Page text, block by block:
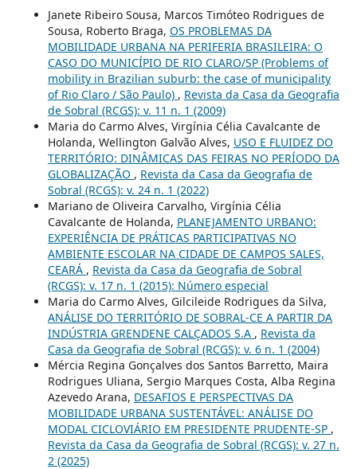
Janete Ribeiro Sousa, Marcos Timóteo Rodrigues de
Sousa, Roberto Braga, OS PROBLEMAS DA
MOBILIDADE URBANA NA PERIFERIA BRASILEIRA: O
CASO DO MUNICÍPIO DE RIO CLARO/SP (Problems of
mobility in Brazilian suburb: the case of municipality
of Rio Claro / São Paulo) , Revista da Casa da Geografia
de Sobral (RCGS): v. 11 n. 1 (2009)
Maria do Carmo Alves, Virgínia Célia Cavalcante de
Holanda, Wellington Galvão Alves, USO E FLUIDEZ DO
TERRITÓRIO: DINÂMICAS DAS FEIRAS NO PERÍODO DA
GLOBALIZAÇÃO , Revista da Casa da Geografia de
Sobral (RCGS): v. 24 n. 1 (2022)
Mariano de Oliveira Carvalho, Virgínia Célia
Cavalcante de Holanda, PLANEJAMENTO URBANO:
EXPERIÊNCIA DE PRÁTICAS PARTICIPATIVAS NO
AMBIENTE ESCOLAR NA CIDADE DE CAMPOS SALES,
CEARÁ , Revista da Casa da Geografia de Sobral
(RCGS): v. 17 n. 1 (2015): Número especial
Maria do Carmo Alves, Gilcileide Rodrigues da Silva,
ANÁLISE DO TERRITÓRIO DE SOBRAL-CE A PARTIR DA
INDÚSTRIA GRENDENE CALÇADOS S.A , Revista da
Casa da Geografia de Sobral (RCGS): v. 6 n. 1 (2004)
Mércia Regina Gonçalves dos Santos Barretto, Maira
Rodrigues Uliana, Sergio Marques Costa, Alba Regina
Azevedo Arana, DESAFIOS E PERSPECTIVAS DA
MOBILIDADE URBANA SUSTENTÁVEL: ANÁLISE DO
MODAL CICLOVIÁRIO EM PRESIDENTE PRUDENTE-SP ,
Revista da Casa da Geografia de Sobral (RCGS): v. 27 n.
2 (2025)